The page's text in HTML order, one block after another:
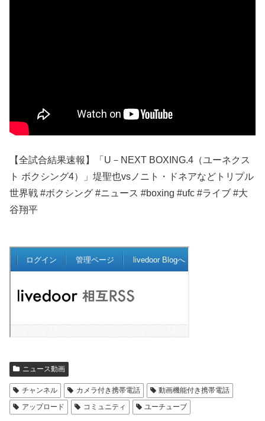
【全試合結果速報】「U－NEXT BOXING.4（ユーネクス
ト ボクシング4）」堤聖也vsノニト・ドネアなどトリプル
世界戦 #ボクシング #ニュース #boxing #ufc #ライブ #大
谷翔平
ニュース動画
チャンネル カメラ付き携帯電話
動画機能付き携帯電話
アップロード
コミュニティ ユーチューブ